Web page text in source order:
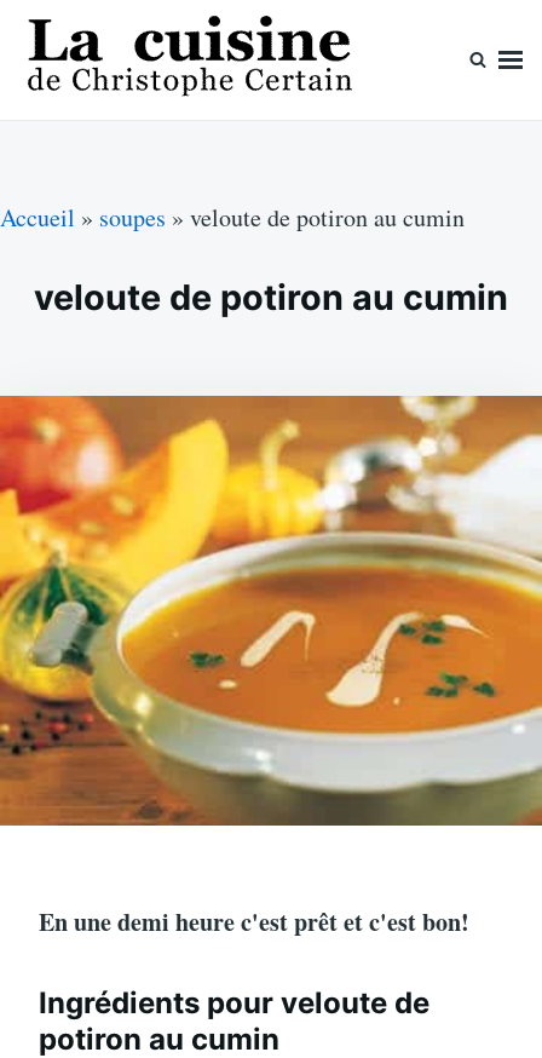
Skip
content
Search
for:
Accueil » soupes » veloute de potiron au cumin
veloute de potiron au cumin
En une demi heure c'est prêt et c'est bon!
Ingrédients pour veloute de
potiron au cumin